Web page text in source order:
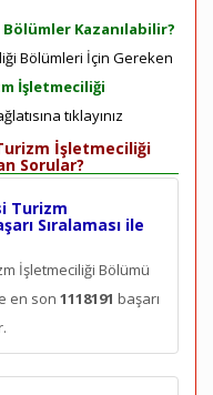
Bölümler Kazanılabilir?
Bölümleri İçin Gereken
İşletmeciliği
tıklayınız
İşletmeciliği
Sorular?
Turizm
Sıralaması ile
İşletmeciliği Bölümü
en son 1118191 başarı